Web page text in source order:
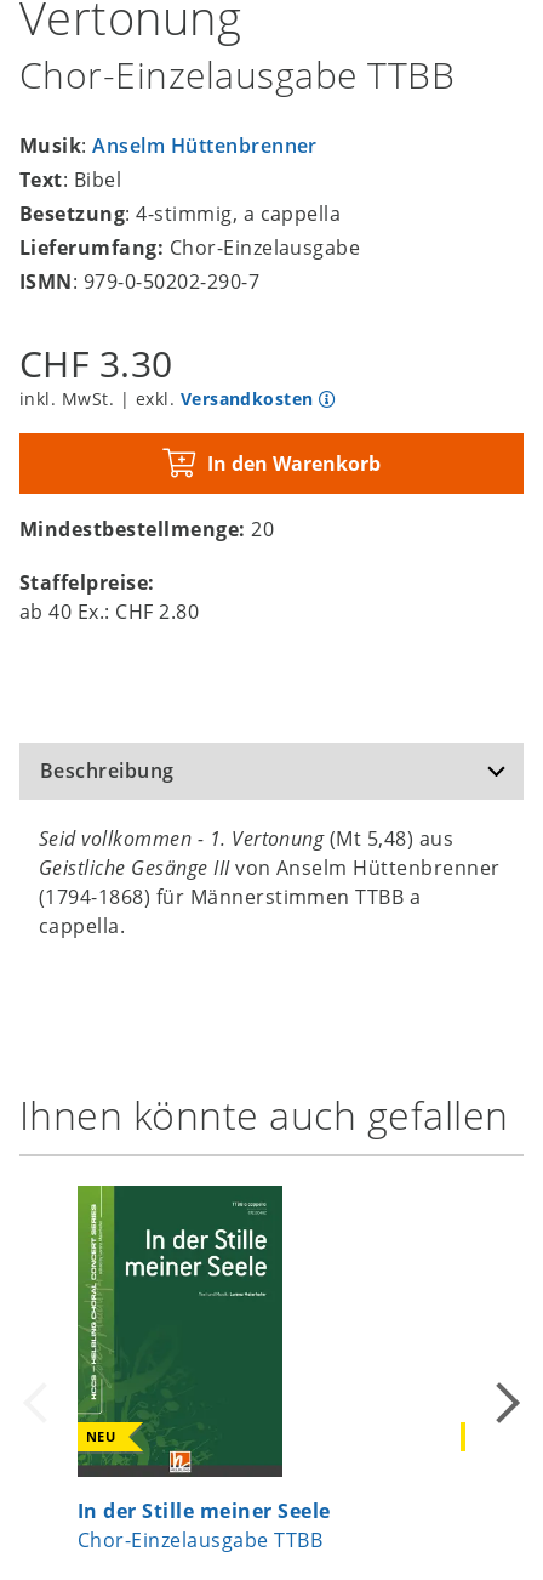
Vertonung
Chor-Einzelausgabe TTBB
Musik:Anselm Hüttenbrenner
Text: Bibel
Besetzung: 4-stimmig, a cappella
Lieferumfang: Chor-Einzelausgabe
ISMN: 979-0-50202-290-7
CHF 3.30
inkl. MwSt. | exkl. Versandkosten
In den Warenkorb
Mindestbestellmenge:20
Staffelpreise:
ab40 Ex.: CHF 2.80
Beschreibung
Seid vollkommen - 1. Vertonung(Mt 5,48) aus
Geistliche Gesänge IIIvon Anselm Hüttenbrenner
(1794-1868) für Männerstimmen TTBB a
cappella.
Ihnen könnte auch gefallen
NEU
In der Stille meiner Seele
Chor-Einzelausgabe TTBB